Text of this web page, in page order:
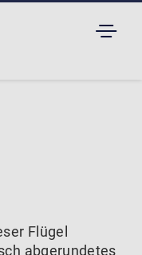
Flügel
abgerundetes